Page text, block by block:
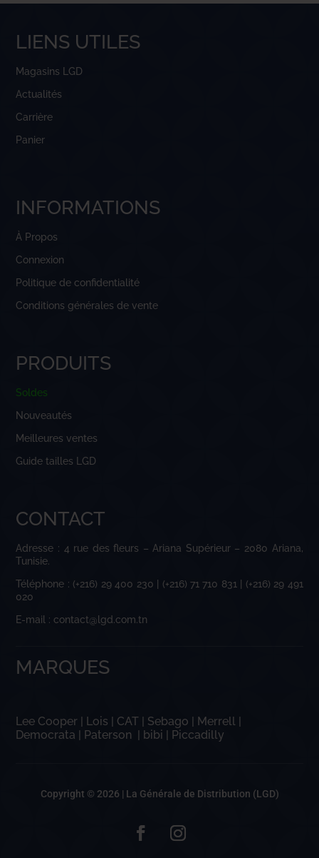
LIENS UTILES
Magasins LGD
Actualités
Carrière
Panier
INFORMATIONS
À Propos
Connexion
Politique de confidentialité
Conditions générales de vente
PRODUITS
Soldes
Nouveautés
Meilleures ventes
Guide tailles LGD
CONTACT
Adresse : 4 rue des fleurs – Ariana Supérieur – 2080 Ariana,
Tunisie.
Téléphone : (+216) 29 400 230 | (+216) 71 710 831 | (+216) 29 491
020
E-mail : contact@lgd.com.tn
MARQUES
Lee Cooper | Lois | CAT | Sebago | Merrell |
Democrata | Paterson | bibi | Piccadilly
Copyright © 2026 | La Générale de Distribution (LGD)